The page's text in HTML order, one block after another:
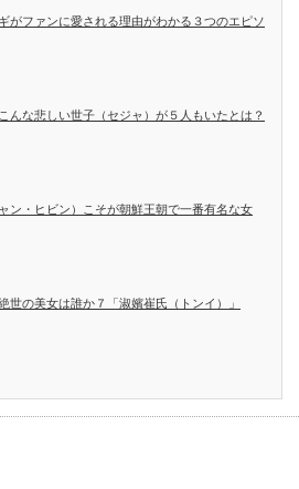
がファンに愛される理由がわかる３つのエピソ
んな悲しい世子（セジャ）が５人もいたとは？
ン・ヒビン）こそが朝鮮王朝で一番有名な女
世の美女は誰か７「淑嬪崔氏（トンイ）」